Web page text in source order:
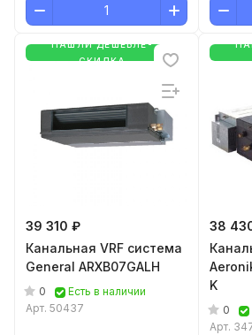
НАШЛИ ДЕШЕВЛЕ-
СКИДКА
39 310 ₽
Канальная VRF система
General ARXB07GALH
0
Есть в наличии
Арт. 50437
38
K
0
Арт.